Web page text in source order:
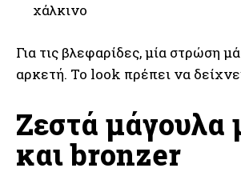
χάλκινο
Για τις βλεφαρίδες, μία στρώση
αρκετή. Το look πρέπει να
Ζεστά μάγουλα
και bronzer